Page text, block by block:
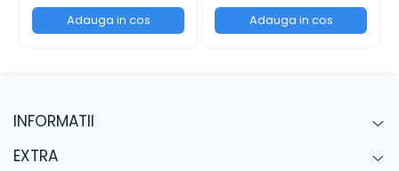
Caracteristici:
Adauga in cos
Adauga in cos
INFORMATII
EXTRA